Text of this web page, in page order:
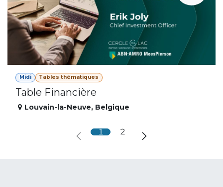
Midi Tables thématiques
Table Financière
Louvain-la-Neuve, Belgique
1 2